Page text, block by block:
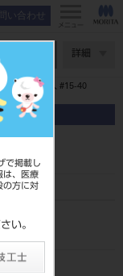
で掲載し
は、医療
の方に対
い。
い合わせ
メニュー
詳細
6本入 #15-40
6本入